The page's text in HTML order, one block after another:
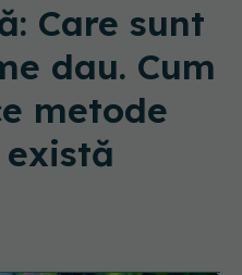
Care sunt
dau. Cum
metode